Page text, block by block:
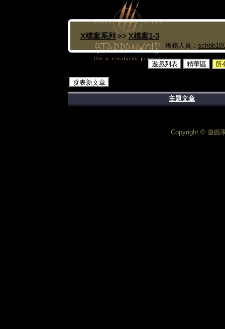
X檔案系列 >>X檔案1-3
板務人員：
遊戲列表 精華區 所
發表新文章
主題文章
Copyright © 遊戲